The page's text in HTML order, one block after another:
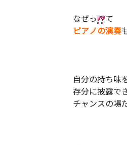
なぜっ
て
ピアノの演奏
自分の持ち味
存分に披露で
チャンスの場